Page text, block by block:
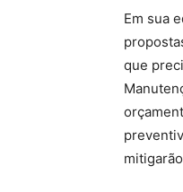
Em sua
que